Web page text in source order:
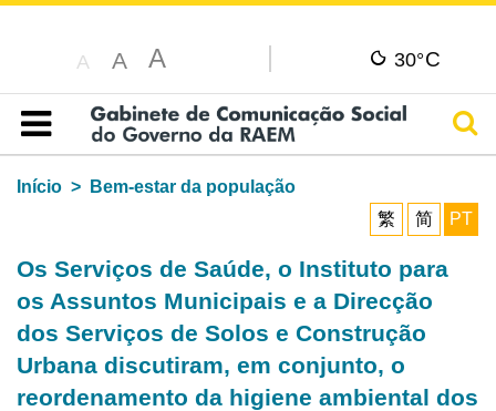
A A A 30°C
Índice
Início
Bem-estar da população
繁
简 PT
Os Serviços de Saúde, o Instituto para
os Assuntos Municipais e a Direcção
dos Serviços de Solos e Construção
Urbana discutiram, em conjunto, o
reordenamento da higiene ambiental dos